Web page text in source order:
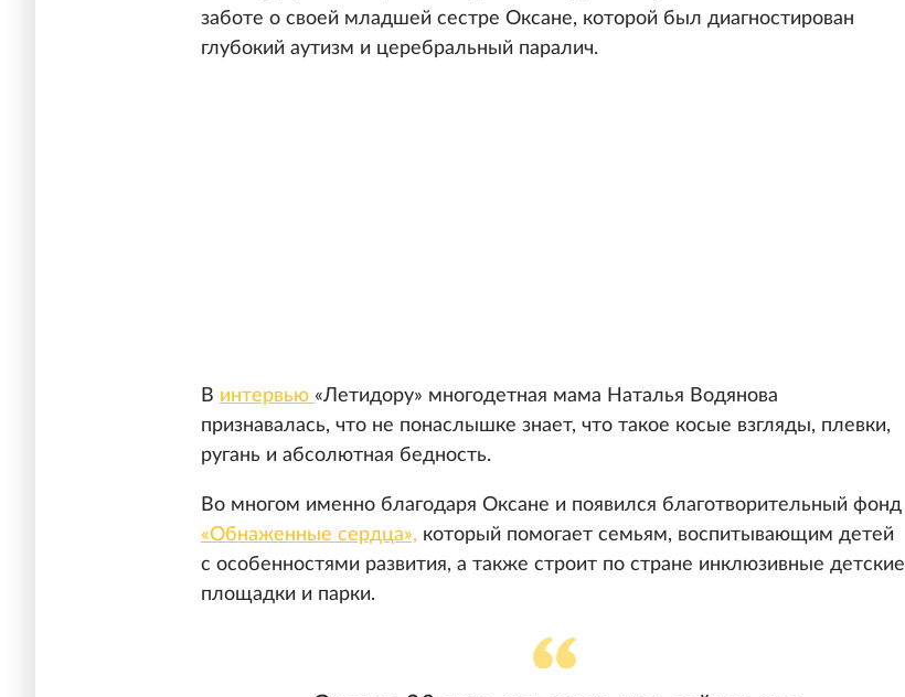
заботе о своей младшей сестре Оксане, которой был диагностирован
глубокий аутизм и церебральный паралич.
В интервью «Летидору» многодетная мама Наталья Водянова
признавалась, что не понаслышке знает, что такое косые взгляды, плевки,
ругань и абсолютная бедность.
Во многом именно благодаря Оксане и появился благотворительный фонд
«Обнаженные сердца», который помогает семьям, воспитывающим детей
с особенностями развития, а также строит по стране инклюзивные детские
площадки и парки.